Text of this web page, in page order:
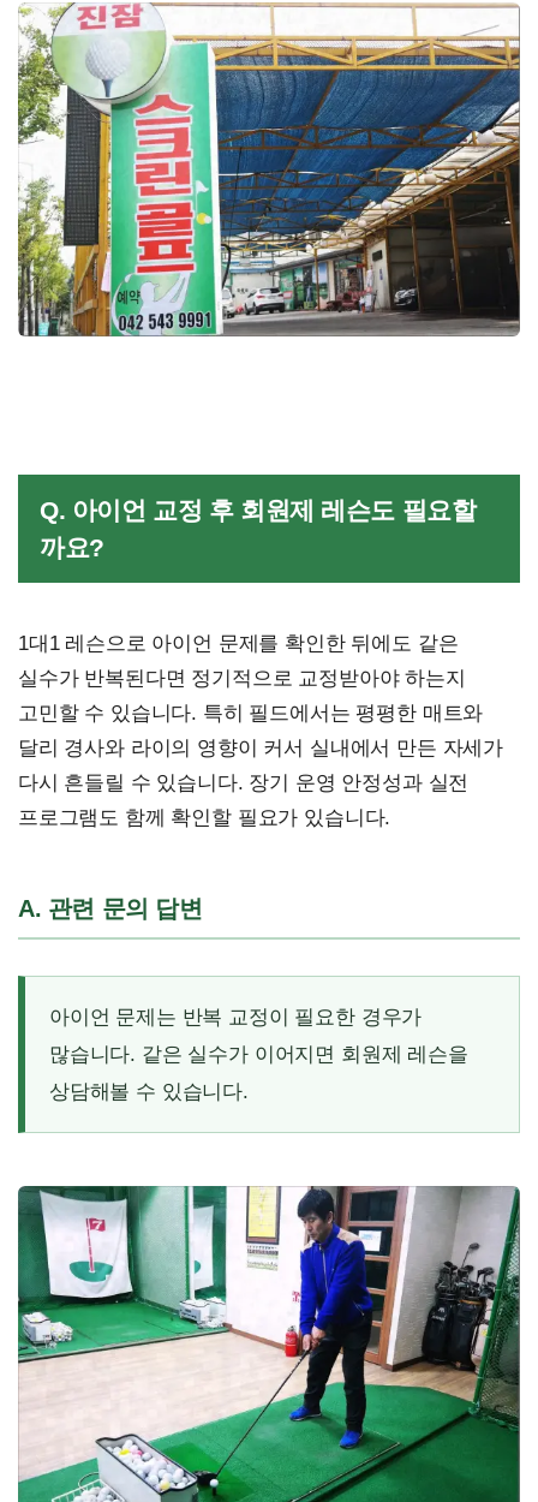
Q. 아이언 교정 후 회원제 레슨도 필요할
까요?
1대1 레슨으로 아이언 문제를 확인한 뒤에도 같은
실수가 반복된다면 정기적으로 교정받아야 하는지
고민할 수 있습니다. 특히 필드에서는 평평한 매트와
달리 경사와 라이의 영향이 커서 실내에서 만든 자세가
다시 흔들릴 수 있습니다. 장기 운영 안정성과 실전
프로그램도 함께 확인할 필요가 있습니다.
A. 관련 문의 답변
아이언 문제는 반복 교정이 필요한 경우가
많습니다. 같은 실수가 이어지면 회원제 레슨을
상담해볼 수 있습니다.